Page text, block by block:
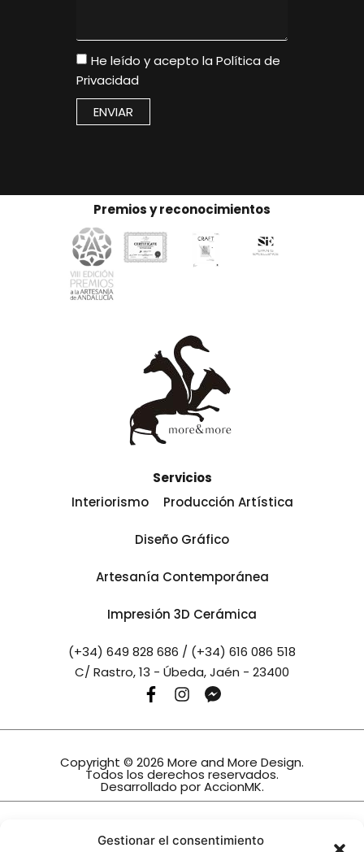
Gestionar el consentimiento
He leído y acepto la Política de
Privacidad
ENVIAR
Premios y reconocimientos
Servicios
Interiorismo
Producción Artística
Diseño Gráfico
Artesanía Contemporánea
Impresión 3D Cerámica
(+34) 649 828 686 / (+34) 616 086 518
C/ Rastro, 13 - Úbeda, Jaén - 23400
Copyright © 2026 More and More Design.
Todos los derechos reservados.
Desarrollado porAccionMK.
INTERIORISMO TRINIDAD, S.L.